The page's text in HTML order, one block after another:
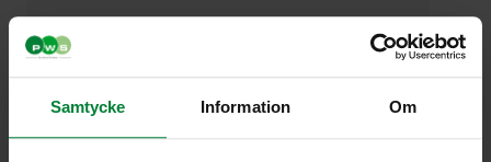
Samtycke Information Om
AWS Cushion 4500 HIGH on tilava ja suuren
kapasiteetin omaava säiliö, joka on suunniteltu
käsittelemään suuria jätemääriä säilyttäen
samalla käyttäjäystävällisyyden. Se on valmiiksi
varustettu lukitusmahdollisuudella ja voidaan
varustaa sekä mekaanisella että elektronisella